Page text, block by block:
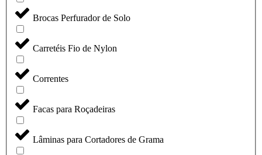
Brocas Perfurador de Solo
Carretéis Fio de Nylon
Correntes
Facas para Roçadeiras
Lâminas para Cortadores de Grama